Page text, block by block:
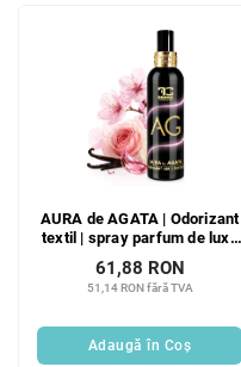
AURA de AGATA | Odorizant
textil | spray parfum de lux |
200 ml
51,14 RON fără TVA
61,88 RON
Adaugă în Coş